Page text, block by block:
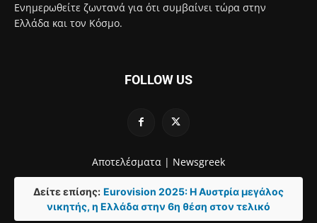
Ενημερωθείτε ζωντανά για ότι συμβαίνει τώρα στην
Ελλάδα και τον Κόσμο.
FOLLOW US
Αποτελέσματα | Newsgreek
Δείτε επίσης: Eurovision 2025: Η Αυστρία μεγάλος
νικητής, η Ελλάδα στην 6η θέση στον τελικό